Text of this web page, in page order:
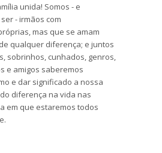
unida! Somos - e
- irmãos com
mas que se amam
qualquer diferença; e juntos
sobrinhos, cunhados, genros,
e amigos saberemos
e dar significado a nossa
diferença na vida nas
em que estaremos todos